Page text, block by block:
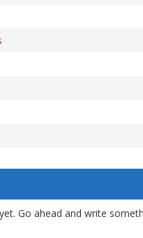
Go ahead and write